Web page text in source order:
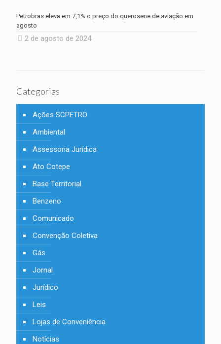
Petrobras eleva em 7,1% o preço do querosene de aviação em
agosto
2 de agosto de 2024
Categorias
Ações SCPETRO
Ambiental
Assessoria Jurídica
Ato Cotepe
Base Territorial
Benzeno
Comunicado
Convenção Coletiva
Gás
Jornal
Jurídico
Leis
Lojas de Conveniência
Notícias